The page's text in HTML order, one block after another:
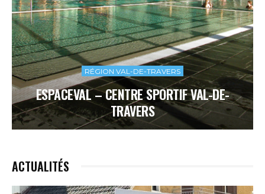
RÉGION VAL-DE-TRAVERS
ESPACEVAL – CENTRE SPORTIF VAL-DE-
TRAVERS
ACTUALITÉS